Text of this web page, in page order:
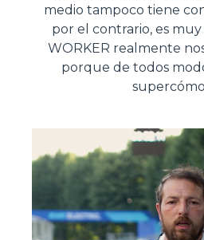
medio tampoco tiene
por el contrario, es
WORKER realmente
porque de todos